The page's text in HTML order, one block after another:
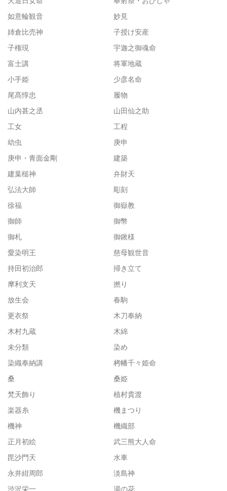
如意輪観音
妙見
姉倉比売神
子授け安産
子権現
宇迦之御魂命
富士講
将軍地蔵
小手姫
少彦名命
尾髙惇忠
履物
山内甚之丞
山田仙之助
工女
工程
幼虫
庚申
庚申・青面金剛
建築
建葉槌神
弁財天
弘法大師
彫刻
徐福
御嶽教
御師
御幣
御札
御鍬様
愛染明王
慈母観世音
持田初治郎
掃き立て
摩利支天
撚り
放生会
春駒
更衣祭
木刀奉納
木村九蔵
木綿
未分類
染め
染織奉納講
栲幡千々姫命
桑
桑姫
梵天飾り
植村貴渡
楽器糸
機まつり
機神
機織部
正月初絵
武三熊大人命
毘沙門天
水車
永井紺周郎
淡島神
渋沢栄一
湯の花